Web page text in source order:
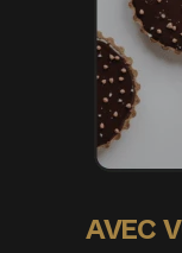
AVEC